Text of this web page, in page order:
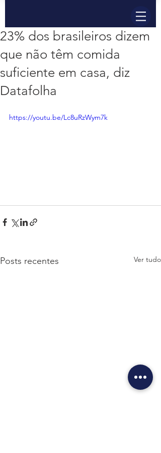
23% dos brasileiros dizem
que não têm comida
suficiente em casa, diz
Datafolha
https://youtu.be/Lc8uRzWym7k
Posts recentes Ver tudo